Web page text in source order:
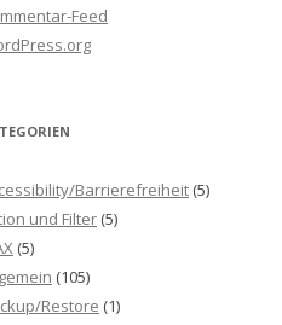
Feed
Barrierefreiheit (5)
und Filter (5)
(5)
(105)
Restore (1)